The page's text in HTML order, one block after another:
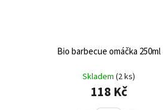
Bio barbecue omáčka 250ml
Skladem(2 ks)
118 Kč